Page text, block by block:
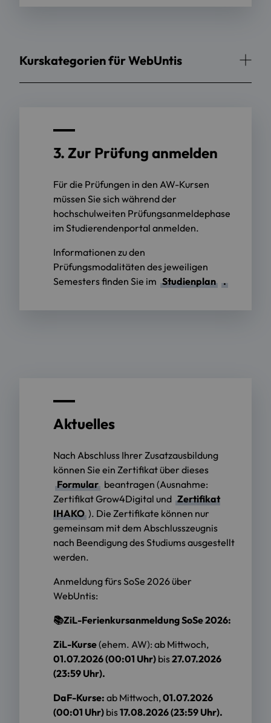
Kurskategorien für WebUntis
3. Zur Prüfung anmelden
Für die Prüfungen in den AW-Kursen
müssen Sie sich während der
hochschulweiten Prüfungsanmeldephase
im Studierendenportal anmelden.
Informationen zu den
Prüfungsmodalitäten des jeweiligen
Semesters finden Sie im Studienplan .
Aktuelles
Nach Abschluss Ihrer Zusatzausbildung
können Sie ein Zertifikat über dieses
Formular beantragen (Ausnahme:
Zertifikat Grow4Digital und Zertifikat
IHAKO ). Die Zertifikate können nur
gemeinsam mit dem Abschlusszeugnis
nach Beendigung des Studiums ausgestellt
werden.
Anmeldung fürs SoSe 2026 über
WebUntis:
📚ZiL-Ferienkursanmeldung SoSe 2026:
ZiL-Kurse(ehem. AW): ab Mittwoch,
01.07.2026 (00:01 Uhr) bis27.07.2026
(23:59 Uhr).
DaF-Kurse: ab Mittwoch, 01.07.2026
(00:01 Uhr) bis17.08.2026 (23:59 Uhr).